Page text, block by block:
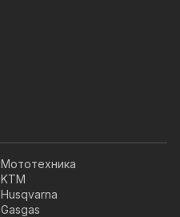
Мототехника
KTM
Husqvarna
Gasgas